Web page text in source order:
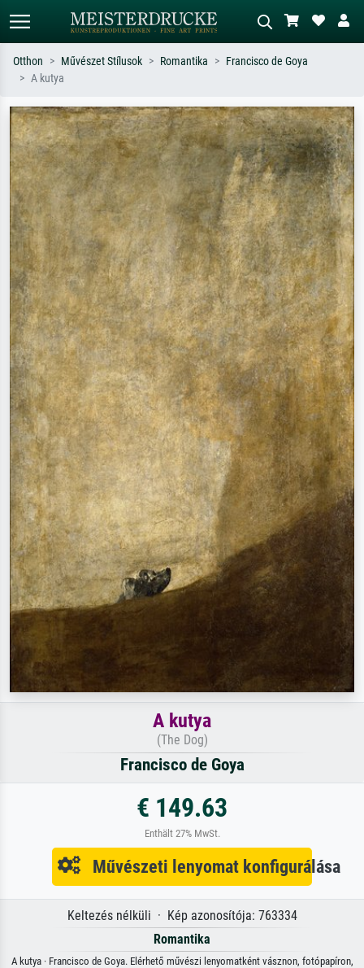
Keressen művész, műcím vagy stílus
szerint – pl. Monet, Csillagos éj,
impresszionizmus, Hokusai-hullám,
akt.
Írja le a jelenetet – pl. zöld rét, sok
piros absztrakt, sötét olajkép, álló akt
egy fa mellett.
Otthon Művészet Stílusok Romantika
Francisco de Goya
A kutya
A kutya
(The Dog)
Francisco de Goya
€ 149.63
Enthält 27% MwSt.
Művészeti lenyomat konfigurálása
Keltezés nélküli · Kép azonosítója: 763334
Romantika
A kutya · Francisco de Goya. Elérhető művészi lenyomatként vásznon, fotópapíron,